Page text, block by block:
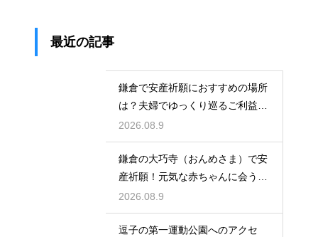
最近の記事
鎌倉で安産祈願におすすめの場所
は？夫婦でゆっくり巡るご利益ス
ポット
2026.08.9
鎌倉の大巧寺（おんめさま）で安
産祈願！元気な赤ちゃんに会うた
めの心構え
2026.08.9
逗子の第一運動公園へのアクセ